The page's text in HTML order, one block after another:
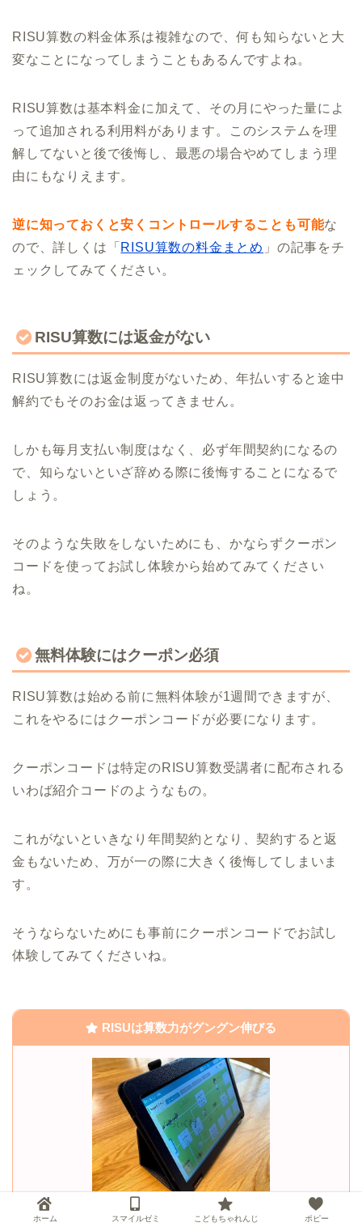
RISU算数の料金体系は複雑なので、何も知らないと大
変なことになってしまうこともあるんですよね。
RISU算数は基本料金に加えて、その月にやった量によ
って追加される利用料があります。このシステムを理
解してないと後で後悔し、最悪の場合やめてしまう理
由にもなりえます。
逆に知っておくと安くコントロールすることも可能な
ので、詳しくは「 RISU算数の料金まとめ 」の記事をチ
ェックしてみてください。
RISU算数には返金がない
RISU算数には返金制度がないため、年払いすると途中
解約でもそのお金は返ってきません。
しかも毎月支払い制度はなく、必ず年間契約になるの
で、知らないといざ辞める際に後悔することになるで
しょう。
そのような失敗をしないためにも、かならずクーポン
コードを使ってお試し体験から始めてみてください
ね。
無料体験にはクーポン必須
RISU算数は始める前に無料体験が1週間できますが、
これをやるにはクーポンコードが必要になります。
クーポンコードは特定のRISU算数受講者に配布される
いわば紹介コードのようなもの。
これがないといきなり年間契約となり、契約すると返
金もないため、万が一の際に大きく後悔してしまいま
す。
そうならないためにも事前にクーポンコードでお試し
体験してみてくださいね。
RISUは算数力がグングン伸びる
RISU算数の特徴
ホーム スマイルゼミ こどもちゃれんじ ポピー